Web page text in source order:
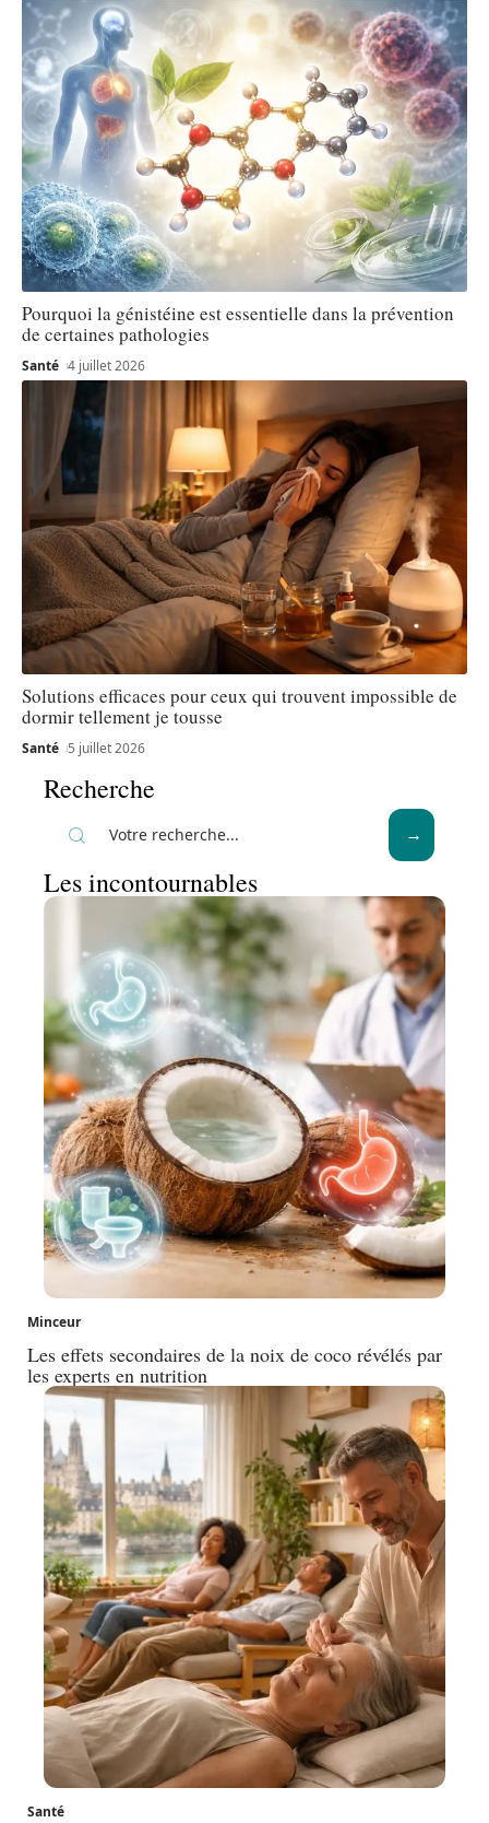
Pourquoi la génistéine est essentielle dans la prévention
de certaines pathologies
Santé 4 juillet 2026
Solutions efficaces pour ceux qui trouvent impossible de
dormir tellement je tousse
Santé 5 juillet 2026
Recherche
Les incontournables
Minceur
Les effets secondaires de la noix de coco révélés par
les experts en nutrition
Santé